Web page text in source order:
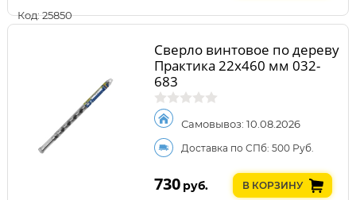
Код: 25850
Сверло винтовое по дереву
Практика 22х460 мм 032-
683
Самовывоз: 10.08.2026
Доставка по СПб: 500 Руб.
730 руб. В КОРЗИНУ